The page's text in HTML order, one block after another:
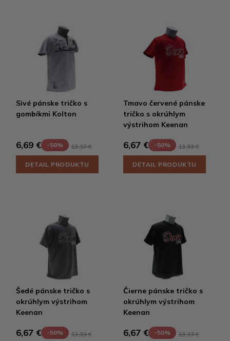
Sivé pánske tričko s
gombíkmi Kolton
6,69 € -50% 13,37 €
DETAIL PRODUKTU
Tmavo červené pánske
tričko s okrúhlym
výstrihom Keenan
6,67 € -50% 13,33 €
DETAIL PRODUKTU
Šedé pánske tričko s
okrúhlym výstrihom
Keenan
6,67 € -50% 13,33 €
Čierne pánske tričko s
okrúhlym výstrihom
Keenan
6,67 € -50% 13,33 €